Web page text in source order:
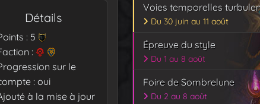
Détails
: 5
:
sur le
: oui
à la mise à jour
Voies temporelles
Du 30 juin au 11 août
Épreuve du style
Du 1 au 8 août
Foire de Sombrelune
Du 2 au 8 août